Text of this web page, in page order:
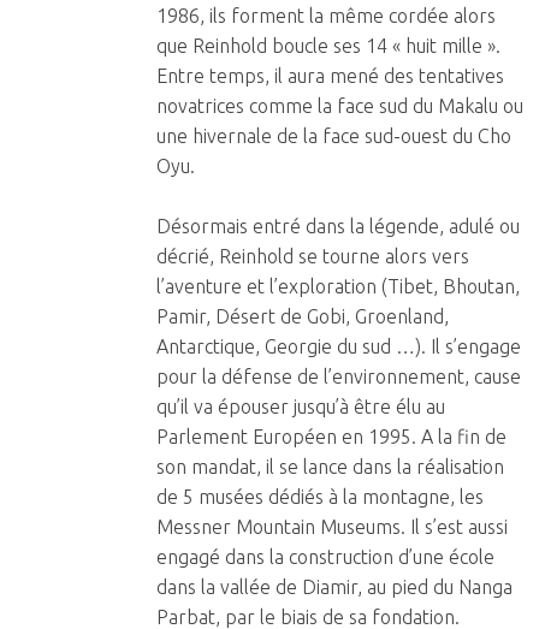
1986, ils forment la même cordée alors
que Reinhold boucle ses 14 « huit mille ».
Entre temps, il aura mené des tentatives
novatrices comme la face sud du Makalu ou
une hivernale de la face sud-ouest du Cho
Oyu.
Désormais entré dans la légende, adulé ou
décrié, Reinhold se tourne alors vers
l’aventure et l’exploration (Tibet, Bhoutan,
Pamir, Désert de Gobi, Groenland,
Antarctique, Georgie du sud …). Il s’engage
pour la défense de l’environnement, cause
qu’il va épouser jusqu’à être élu au
Parlement Européen en 1995. A la fin de
son mandat, il se lance dans la réalisation
de 5 musées dédiés à la montagne, les
Messner Mountain Museums. Il s’est aussi
engagé dans la construction d’une école
dans la vallée de Diamir, au pied du Nanga
Parbat, par le biais de sa fondation.